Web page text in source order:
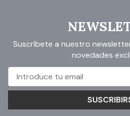
Suscríbete a nuestro
novedades